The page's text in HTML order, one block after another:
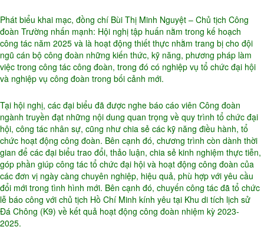
Phát biểu khai mạc, đồng chí Bùi Thị Minh Nguyệt – Chủ tịch Công
đoàn Trường nhấn mạnh: Hội nghị tập huấn nằm trong kế hoạch
công tác năm 2025 và là hoạt động thiết thực nhằm trang bị cho đội
ngũ cán bộ công đoàn những kiến thức, kỹ năng, phương pháp làm
việc trong công tác công đoàn, trong đó có nghiệp vụ tổ chức đại hội
và nghiệp vụ công đoàn trong bối cảnh mới.
Tại hội nghị, các đại biểu đã được nghe báo cáo viên Công đoàn
ngành truyền đạt những nội dung quan trọng về quy trình tổ chức đại
hội, công tác nhân sự, cũng như chia sẻ các kỹ năng điều hành, tổ
chức hoạt động công đoàn. Bên cạnh đó, chương trình còn dành thời
gian để các đại biểu trao đổi, thảo luận, chia sẻ kinh nghiệm thực tiễn,
góp phần giúp công tác tổ chức đại hội và hoạt động công đoàn của
các đơn vị ngày càng chuyên nghiệp, hiệu quả, phù hợp với yêu cầu
đổi mới trong tình hình mới. Bên cạnh đó, chuyến công tác đã tổ chức
lễ báo công với chủ tịch Hồ Chí Minh kính yêu tại Khu di tích lịch sử
Đá Chông (K9) về kết quả hoạt động công đoàn nhiệm kỳ 2023-
2025.